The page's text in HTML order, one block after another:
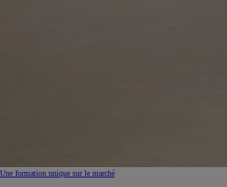
Une formation unique sur le marché